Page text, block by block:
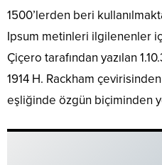
1500’lerden beri
Ipsum metinleri ilgilenenler
Çiçero tarafından yazılan
1914 H. Rackham
eşliğinde özgün biçiminden